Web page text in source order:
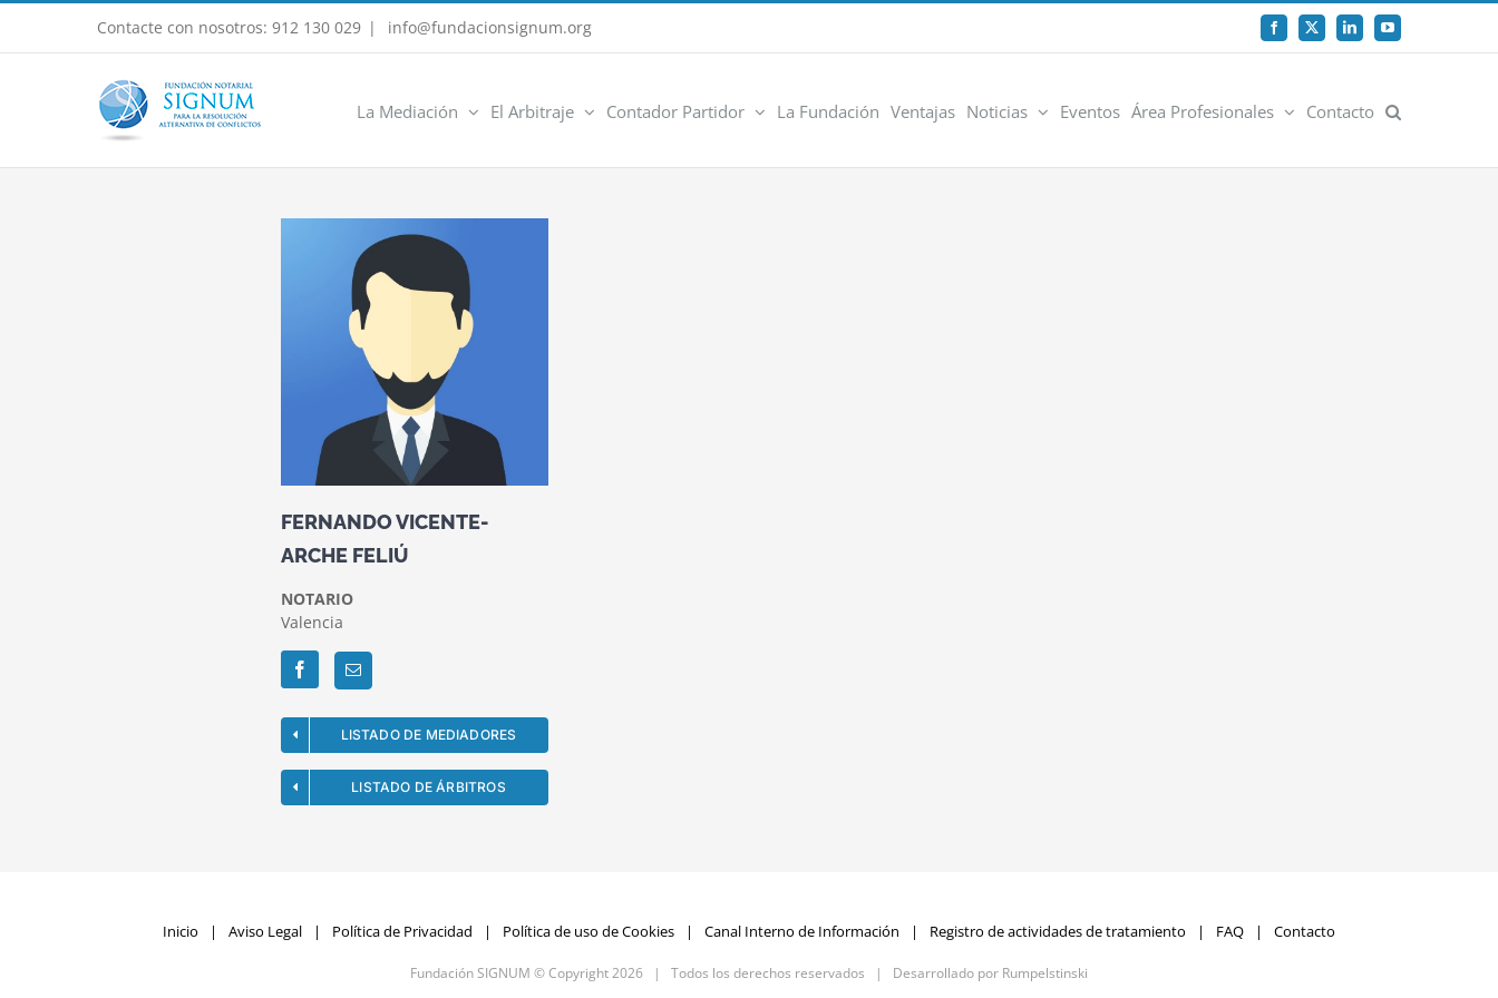
Saltar
contenido
Contacte con nosotros: 912 130 029 | info@fundacionsignum.org Facebook
X LinkedInYouTube
La Mediación El Arbitraje Contador Partidor La Fundación Ventajas Noticias Eventos Área Profesionales Contacto
FERNANDO VICENTE-
ARCHE FELIÚ
NOTARIO
Valencia
Facebook
LISTADO DE MEDIADORES
LISTADO DE ÁRBITROS
Inicio Aviso Legal Política de Privacidad Política de uso de Cookies Canal Interno de Información Registro de actividades de tratamiento FAQ Contacto
Fundación SIGNUM © Copyright2026 | Todos los derechos reservados | Desarrollado por Rumpelstinski